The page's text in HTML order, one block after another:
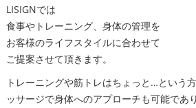
LISIGNでは
食事やトレーニング、身体の管理を
お客様のライフスタイルに合わせて
ご提案させて頂きます。
トレーニングや筋トレはちょっと…という
ッサージで身体へのアプローチも可能であ